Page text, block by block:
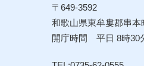
〒649-3592
和歌山県東牟婁郡串
開庁時間 平日 8時30